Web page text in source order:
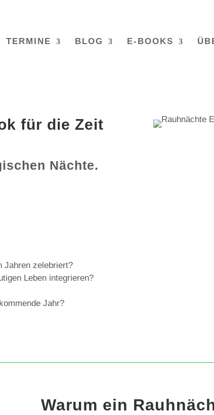
TERMINE BLOG E-BOOKS
für die Zeit
Nächte.
Jahren zelebriert?
Leben integrieren?
Jahr?
Warum ein